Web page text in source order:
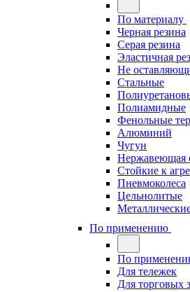
По материалу
Черная резина
Серая резина
Эластичная
Не
Стальные
Полиамидные
Фенольные
Алюминий
Чугун
Нержавеющая
Стойкие к
Пневмоколеса
Цельнолитые
По применению
По
Для тележек
Для торговых